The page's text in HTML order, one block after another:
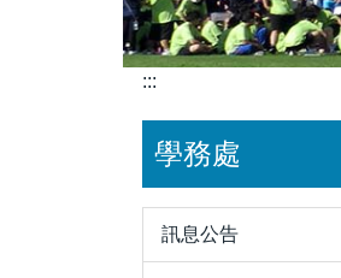
:::
學務處
訊息公告